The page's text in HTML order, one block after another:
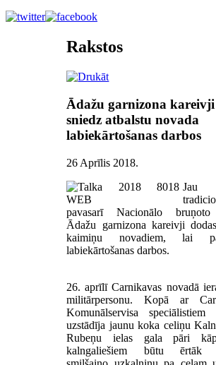
Rakstos
Ādažu garnizona kareivji
sniedz atbalstu novada
labiekārtošanas darbos
26 Aprīlis 2018.
Jau
pavasarī Nacionālo
Ādažu garnizona kareivji
kaimiņu novadiem, lai
labiekārtošanas darbos.
26. aprīlī Carnikavas novadā
militārpersonu. Kopā ar
Komunālservisa speciālistiem
uzstādīja jaunu koka celiņu
Rubeņu ielas gala pāri
kalngaliešiem būtu ērtāk